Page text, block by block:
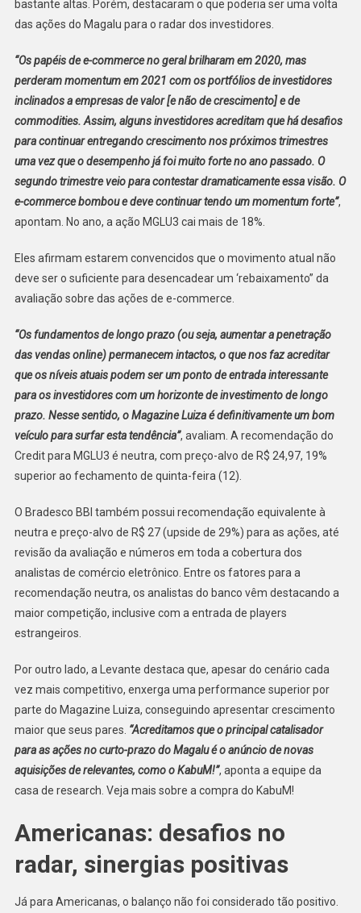
bastante altas. Porém, destacaram o que poderia ser uma volta
das ações do Magalu para o radar dos investidores.
“Os papéis de e-commerce no geral brilharam em 2020, mas
perderam momentum em 2021 com os portfólios de investidores
inclinados a empresas de valor [e não de crescimento] e de
commodities. Assim, alguns investidores acreditam que há desafios
para continuar entregando crescimento nos próximos trimestres
uma vez que o desempenho já foi muito forte no ano passado. O
segundo trimestre veio para contestar dramaticamente essa visão. O
e-commerce bombou e deve continuar tendo um momentum forte”,
apontam. No ano, a ação MGLU3 cai mais de 18%.
Eles afirmam estarem convencidos que o movimento atual não
deve ser o suficiente para desencadear um ‘rebaixamento” da
avaliação sobre das ações de e-commerce.
“Os fundamentos de longo prazo (ou seja, aumentar a penetração
das vendas online) permanecem intactos, o que nos faz acreditar
que os níveis atuais podem ser um ponto de entrada interessante
para os investidores com um horizonte de investimento de longo
prazo. Nesse sentido, o Magazine Luiza é definitivamente um bom
veículo para surfar esta tendência”, avaliam. A recomendação do
Credit para MGLU3 é neutra, com preço-alvo de R$ 24,97, 19%
superior ao fechamento de quinta-feira (12).
O Bradesco BBI também possui recomendação equivalente à
neutra e preço-alvo de R$ 27 (upside de 29%) para as ações, até
revisão da avaliação e números em toda a cobertura dos
analistas de comércio eletrônico. Entre os fatores para a
recomendação neutra, os analistas do banco vêm destacando a
maior competição, inclusive com a entrada de players
estrangeiros.
Por outro lado, a Levante destaca que, apesar do cenário cada
vez mais competitivo, enxerga uma performance superior por
parte do Magazine Luiza, conseguindo apresentar crescimento
maior que seus pares. “Acreditamos que o principal catalisador
para as ações no curto-prazo do Magalu é o anúncio de novas
aquisições de relevantes, como o KabuM!”, aponta a equipe da
casa de research. Veja mais sobre a compra do KabuM!
Americanas: desafios no
radar, sinergias positivas
Já para Americanas, o balanço não foi considerado tão positivo.